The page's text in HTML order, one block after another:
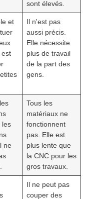
sont élevés.
et
est
Il n'est pas
aussi précis.
Elle nécessite
plus de travail
de la part des
gens.
les
ne
Tous les
matériaux ne
fonctionnent
pas. Elle est
plus lente que
la CNC pour les
gros travaux.
Il ne peut pas
couper des